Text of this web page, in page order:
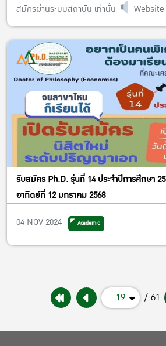
สมัครผ่านระบบสถาบัน เท่านั้น
https://admission.ku.ac.th ดูรายละเอียดเพิ่มเติมได้ที่ :
https://admission.ku.ac.th/media/
3/68-TCAS1-
รับสมัคร Ph.D. รุ่นที่ 14 ประจำปีการศึกษา
อาทิตย์ที่ 12 มกราคม 2568
04 NOV 2024
Academic
19 / 61